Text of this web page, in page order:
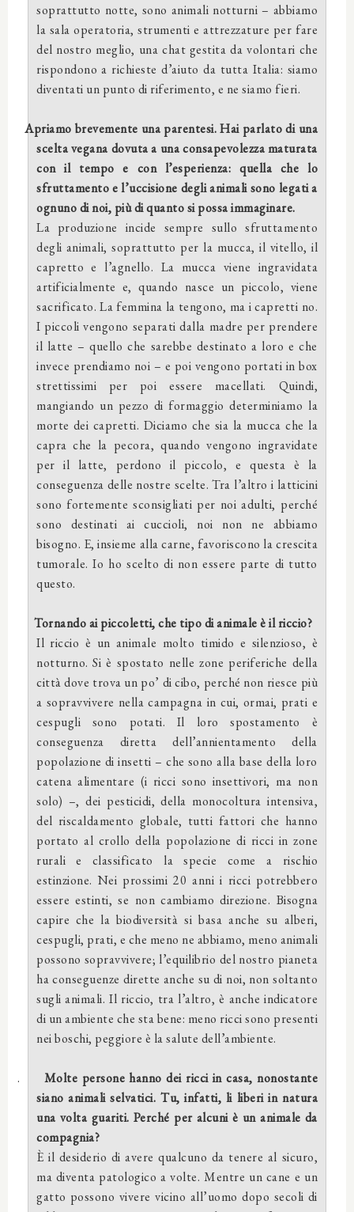
soprattutto notte, sono animali notturni – abbiamo
la sala operatoria, strumenti e attrezzature per fare
del nostro meglio, una chat gestita da volontari che
rispondono a richieste d’aiuto da tutta Italia: siamo
diventati un punto di riferimento, e ne siamo fieri.
Apriamo brevemente una parentesi. Hai parlato di una
scelta vegana dovuta a una consapevolezza maturata
con il tempo e con l’esperienza: quella che lo
sfruttamento e l’uccisione degli animali sono legati a
ognuno di noi, più di quanto si possa immaginare.
La produzione incide sempre sullo sfruttamento
degli animali, soprattutto per la mucca, il vitello, il
capretto e l’agnello. La mucca viene ingravidata
artificialmente e, quando nasce un piccolo, viene
sacrificato. La femmina la tengono, ma i capretti no.
I piccoli vengono separati dalla madre per prendere
il latte – quello che sarebbe destinato a loro e che
invece prendiamo noi – e poi vengono portati in box
strettissimi per poi essere macellati. Quindi,
mangiando un pezzo di formaggio determiniamo la
morte dei capretti. Diciamo che sia la mucca che la
capra che la pecora, quando vengono ingravidate
per il latte, perdono il piccolo, e questa è la
conseguenza delle nostre scelte. Tra l’altro i latticini
sono fortemente sconsigliati per noi adulti, perché
sono destinati ai cuccioli, noi non ne abbiamo
bisogno. E, insieme alla carne, favoriscono la crescita
tumorale. Io ho scelto di non essere parte di tutto
questo.
Tornando ai piccoletti, che tipo di animale è il riccio?
Il riccio è un animale molto timido e silenzioso, è
notturno. Si è spostato nelle zone periferiche della
città dove trova un po’ di cibo, perché non riesce più
a sopravvivere nella campagna in cui, ormai, prati e
cespugli sono potati. Il loro spostamento è
conseguenza diretta dell’annientamento della
popolazione di insetti – che sono alla base della loro
catena alimentare (i ricci sono insettivori, ma non
solo) –, dei pesticidi, della monocoltura intensiva,
del riscaldamento globale, tutti fattori che hanno
portato al crollo della popolazione di ricci in zone
rurali e classificato la specie come a rischio
estinzione. Nei prossimi 20 anni i ricci potrebbero
essere estinti, se non cambiamo direzione. Bisogna
capire che la biodiversità si basa anche su alberi,
cespugli, prati, e che meno ne abbiamo, meno animali
possono sopravvivere; l’equilibrio del nostro pianeta
ha conseguenze dirette anche su di noi, non soltanto
sugli animali. Il riccio, tra l’altro, è anche indicatore
di un ambiente che sta bene: meno ricci sono presenti
nei boschi, peggiore è la salute dell’ambiente.
.
Molte persone hanno dei ricci in casa, nonostante
siano animali selvatici. Tu, infatti, li liberi in natura
una volta guariti. Perché per alcuni è un animale da
compagnia?
È il desiderio di avere qualcuno da tenere al sicuro,
ma diventa patologico a volte. Mentre un cane e un
gatto possono vivere vicino all’uomo dopo secoli di